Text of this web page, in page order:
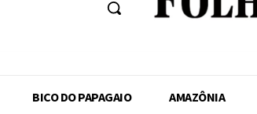
BICO DO PAPAGAIO AMAZÔNIA